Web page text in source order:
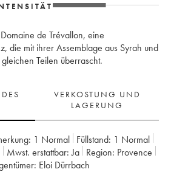
de Trévallon, eine
die mit ihrer Assemblage aus Syrah und
Teilen überrascht.
VERKOSTUNG UND
LAGERUNG
1 Normal Füllstand: 1 Normal
Mwst. erstattbar: ja Region:
Provence
Eloi Dürrbach